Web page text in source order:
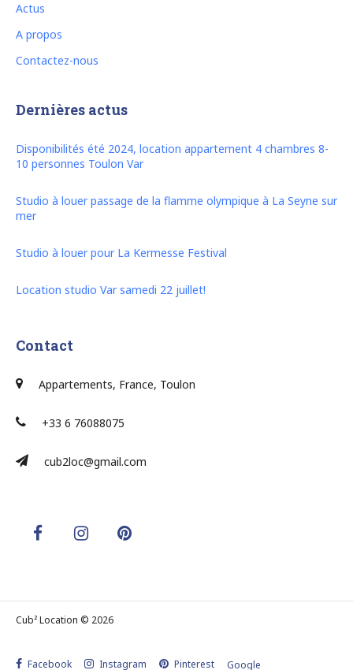
Actus
A propos
Contactez-nous
Dernières actus
Disponibilités été 2024, location appartement 4 chambres 8-
10 personnes Toulon Var
Studio à louer passage de la flamme olympique à La Seyne sur
mer
Studio à louer pour La Kermesse Festival
Location studio Var samedi 22 juillet!
Contact
Appartements, France, Toulon
+33 6 76088075
cub2loc@gmail.com
Cub² Location © 2026
Facebook Instagram Pinterest Google